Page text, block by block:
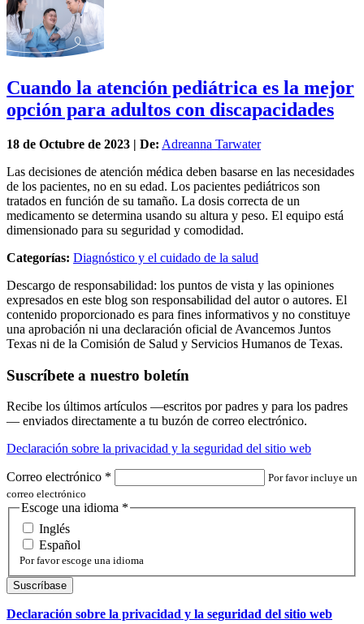
Cuando la atención pediátrica es la mejor
opción para adultos con discapacidades
18 de Octubre de 2023 | De: Adreanna Tarwater
Las decisiones de atención médica deben basarse en las necesidades
de los pacientes, no en su edad. Los pacientes pediátricos son
tratados en función de su tamaño. La dosis correcta de un
medicamento se determina usando su altura y peso. El equipo está
dimensionado para su seguridad y comodidad.
Categorías: Diagnóstico y el cuidado de la salud
Descargo de responsabilidad: los puntos de vista y las opiniones
expresados en este blog son responsabilidad del autor o autores. El
contenido proporcionado es para fines informativos y no constituye
una aprobación ni una declaración oficial de Avancemos Juntos
Texas ni de la Comisión de Salud y Servicios Humanos de Texas.
Suscríbete a nuestro boletín
Recibe los últimos artículos —escritos por padres y para los padres
— enviados directamente a tu buzón de correo electrónico.
Declaración sobre la privacidad y la seguridad del sitio web
Correo electrónico *
Por favor incluye un
correo electrónico
Escoge una idioma *
Inglés
Español
Por favor escoge una idioma
Declaración sobre la privacidad y la seguridad del sitio web